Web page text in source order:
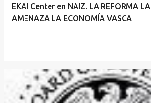
EKAI Center en NAIZ. LA REFORMA
AMENAZA LA ECONOMÍA VASCA